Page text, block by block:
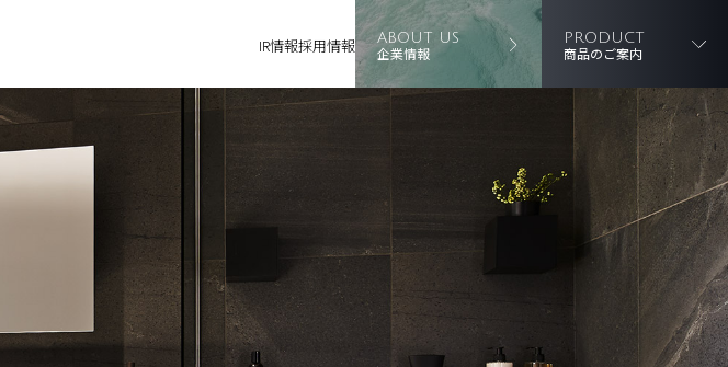
IR情報採用情報 ABOUT US
企業情報
PRODUCT
商品のご案内